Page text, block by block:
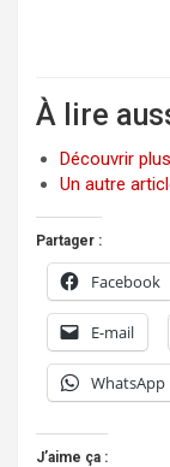
À lire
Découvrir
Un autre
Partager :
Facebook
E-mail
WhatsApp
J’aime ça :